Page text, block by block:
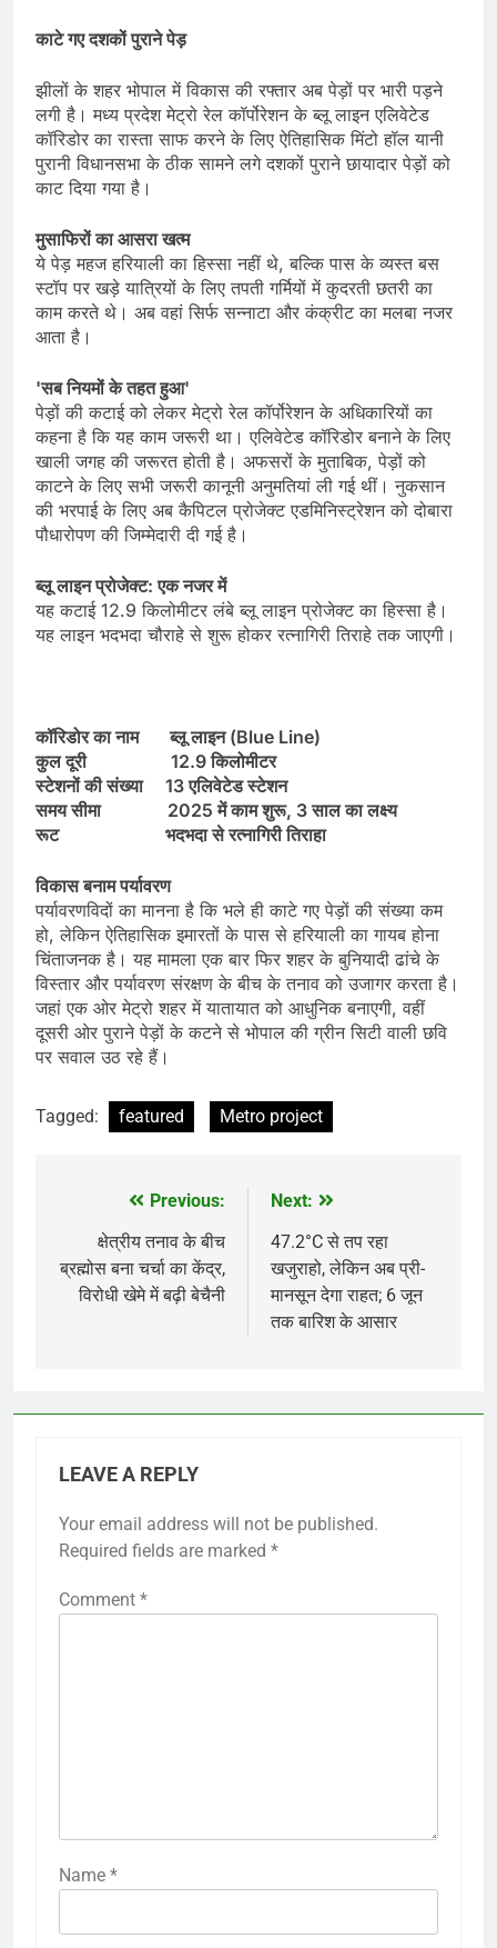
काटे गए दशकों पुराने पेड़
झीलों के शहर भोपाल में विकास की रफ्तार अब पेड़ों पर भारी पड़ने
लगी है। मध्य प्रदेश मेट्रो रेल कॉर्पोरेशन के ब्लू लाइन एलिवेटेड
कॉरिडोर का रास्ता साफ करने के लिए ऐतिहासिक मिंटो हॉल यानी
पुरानी विधानसभा के ठीक सामने लगे दशकों पुराने छायादार पेड़ों को
काट दिया गया है।
मुसाफिरों का आसरा खत्म
ये पेड़ महज हरियाली का हिस्सा नहीं थे, बल्कि पास के व्यस्त बस
स्टॉप पर खड़े यात्रियों के लिए तपती गर्मियों में कुदरती छतरी का
काम करते थे। अब वहां सिर्फ सन्नाटा और कंक्रीट का मलबा नजर
आता है।
'सब नियमों के तहत हुआ'
पेड़ों की कटाई को लेकर मेट्रो रेल कॉर्पोरेशन के अधिकारियों का
कहना है कि यह काम जरूरी था। एलिवेटेड कॉरिडोर बनाने के लिए
खाली जगह की जरूरत होती है। अफसरों के मुताबिक, पेड़ों को
काटने के लिए सभी जरूरी कानूनी अनुमतियां ली गई थीं। नुकसान
की भरपाई के लिए अब कैपिटल प्रोजेक्ट एडमिनिस्ट्रेशन को दोबारा
पौधारोपण की जिम्मेदारी दी गई है।
ब्लू लाइन प्रोजेक्ट: एक नजर में
यह कटाई 12.9 किलोमीटर लंबे ब्लू लाइन प्रोजेक्ट का हिस्सा है।
यह लाइन भदभदा चौराहे से शुरू होकर रत्नागिरी तिराहे तक जाएगी।
कॉरिडोर का नाम ब्लू लाइन (Blue Line)
कुल दूरी 12.9 किलोमीटर
स्टेशनों की संख्या 13 एलिवेटेड स्टेशन
समय सीमा 2025 में काम शुरू, 3 साल का लक्ष्य
रूट भदभदा से रत्नागिरी तिराहा
विकास बनाम पर्यावरण
पर्यावरणविदों का मानना है कि भले ही काटे गए पेड़ों की संख्या कम
हो, लेकिन ऐतिहासिक इमारतों के पास से हरियाली का गायब होना
चिंताजनक है। यह मामला एक बार फिर शहर के बुनियादी ढांचे के
विस्तार और पर्यावरण संरक्षण के बीच के तनाव को उजागर करता है।
जहां एक ओर मेट्रो शहर में यातायात को आधुनिक बनाएगी, वहीं
दूसरी ओर पुराने पेड़ों के कटने से भोपाल की ग्रीन सिटी वाली छवि
पर सवाल उठ रहे हैं।
Tagged: featured Metro project
navigation
Previous:
क्षेत्रीय तनाव के बीच
ब्रह्मोस बना चर्चा का केंद्र,
विरोधी खेमे में बढ़ी बेचैनी
Next:
47.2°C से तप रहा
खजुराहो, लेकिन अब प्री-
मानसून देगा राहत; 6 जून
तक बारिश के आसार
LEAVE A REPLY
Your email address will not be published.
Required fields are marked *
Comment *
Name *